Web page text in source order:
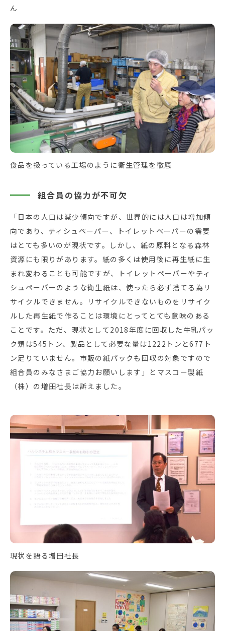
ん
食品を扱っている工場のように衛生管理を徹底
組合員の協力が不可欠
「日本の人口は減少傾向ですが、世界的には人口は増加傾
向であり、ティシュペーパー、トイレットペーパーの需要
はとても多いのが現状です。しかし、紙の原料となる森林
資源にも限りがあります。紙の多くは使用後に再生紙に生
まれ変わることも可能ですが、トイレットペーパーやティ
シュペーパーのような衛生紙は、使ったら必ず捨てる為リ
サイクルできません。リサイクルできないものをリサイク
ルした再生紙で作ることは環境にとってとても意味のある
ことです。ただ、現状として2018年度に回収した牛乳パッ
ク類は545トン、製品として必要な量は1222トンと677ト
ン足りていません。市販の紙パックも回収の対象ですので
組合員のみなさまご協力お願いします」とマスコー製紙
（株）の増田社長は訴えました。
現状を語る増田社長